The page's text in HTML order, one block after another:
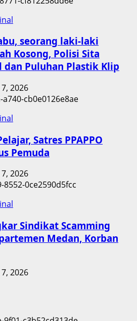
seorang laki-laki
Kosong, Polisi Sita
Puluhan Plastik Klip
2026
Satres PPAPPO
Pemuda
2026
Sindikat Scamming
Medan, Korban
2026